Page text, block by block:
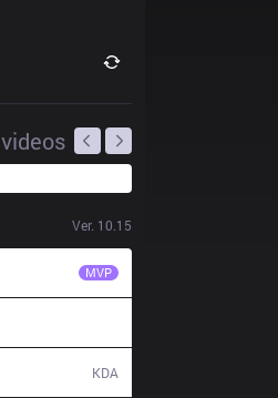
videos
Ver. 10.15
MVP
KDA